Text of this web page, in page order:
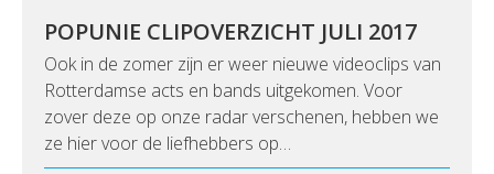
POPUNIE CLIPOVERZICHT JULI 2017
Ook in de zomer zijn er weer nieuwe videoclips van
Rotterdamse acts en bands uitgekomen. Voor
zover deze op onze radar verschenen, hebben we
ze hier voor de liefhebbers op…